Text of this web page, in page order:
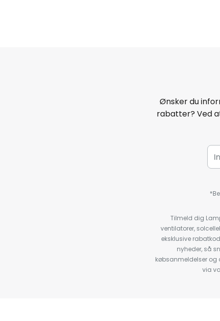
Ønsker du
rabatter? Ved
Tilmeld dig
ventilatorer,
eksklusive
nyheder, så
købsanmeldelser og
via